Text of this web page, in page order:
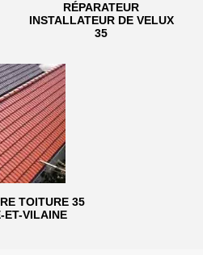
RÉPARATEUR
INSTALLATEUR DE VELUX
35
TOITURE 35
ET-VILAINE